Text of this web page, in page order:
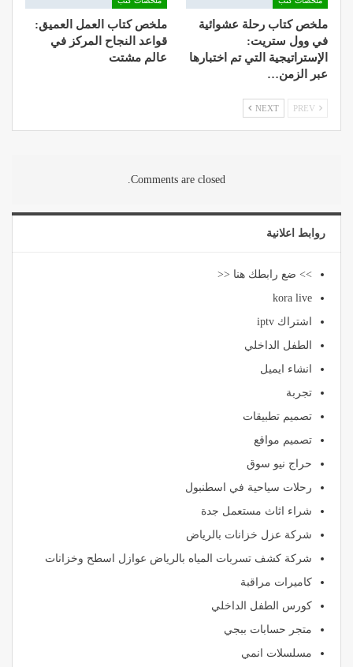
ملخص كتاب رحلة عشوائية
في وول ستريت:
الإستراتيجية التي تم اختبارها
عبر الزمن…
ملخص كتاب العمل العميق:
قواعد النجاح المركز في
عالم مشتت
NEXT
Comments are closed.
روابط اعلانية
>> ضع رابطك هنا <<
kora live
اشتراك iptv
الطفل الداخلي
انشاء ايميل
تجربة
تصميم تطبيقات
تصميم مواقع
حراج نيو سوق
رحلات سياحية في اسطنبول
شراء اثاث مستعمل جدة
شركة عزل خزانات بالرياض
شركة كشف تسربات المياه بالرياض عوازل اسطح وخزانات
كاميرات مراقبة
كورس الطفل الداخلي
متجر حسابات ببجي
مسلسلات انمي